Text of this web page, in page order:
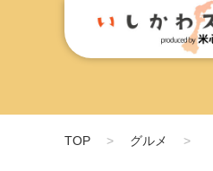
TOP グルメ